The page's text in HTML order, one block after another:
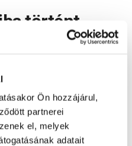
Ön hozzájárul,
partnerei
el, melyek
adatait
történt